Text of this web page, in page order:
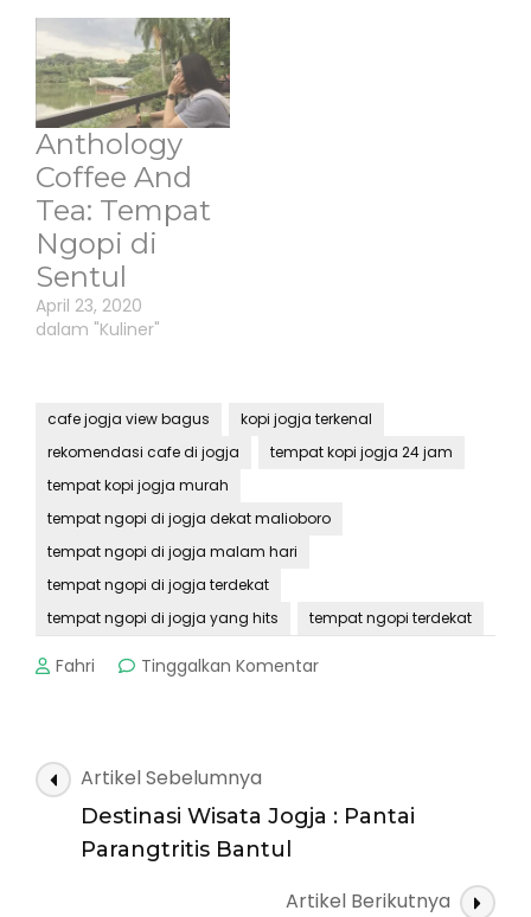
Anthology
Coffee And
Tea: Tempat
Ngopi di
Sentul
April 23, 2020
dalam "Kuliner"
cafe jogja view bagus
kopi jogja terkenal
rekomendasi cafe di jogja
tempat kopi jogja 24 jam
tempat kopi jogja murah
tempat ngopi di jogja dekat malioboro
tempat ngopi di jogja malam hari
tempat ngopi di jogja terdekat
tempat ngopi di jogja yang hits
tempat ngopi terdekat
Fahri Tinggalkan Komentarpada
Kopi,
Lokasi
Navigasi
Artikel
Artikel Sebelumnya
Destinasi Wisata Jogja : Pantai
Parangtritis Bantul
Artikel Berikutnya